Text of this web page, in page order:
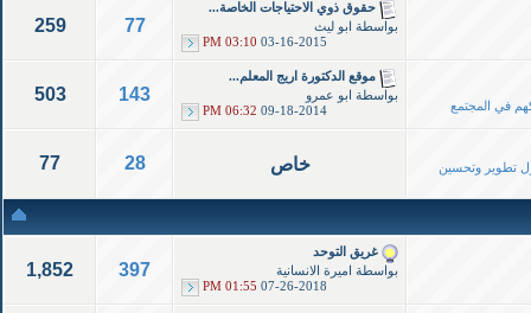
حقوق ذوي الاحتياجات الخاصة...
بواسطة
ابو ليث
03-16-2015
03:10 PM
77
259
في المجتمع
موقع الدكتورة اريج المعلم...
بواسطة
ابو عمرو
09-18-2014
06:32 PM
143
503
تطوير وتحسين خاص 28
77
غريق التوحد
بواسطة
اميرة الانسانية
07-26-2018
01:55 PM
397
1,852